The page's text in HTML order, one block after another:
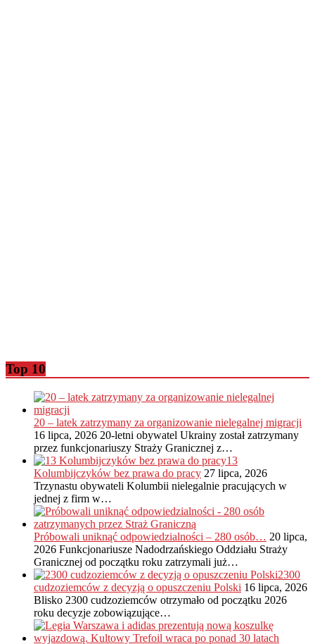
Top 10
20 – latek zatrzymany za organizowanie nielegalnej migracji
16 lipca, 2026 20-letni obywatel Ukrainy został zatrzymany
przez funkcjonariuszy Straży Granicznej z…
13
Kolumbijczyków bez prawa do pracy 27 lipca, 2026
Trzynastu obywateli Kolumbii nielegalnie pracujących w
jednej z firm w…
Próbowali uniknąć odpowiedzialności – 280 osób… 20 lipca,
2026 Funkcjonariusze Nadodrzańskiego Oddziału Straży
Granicznej od początku roku zatrzymali już…
2300
cudzoziemców z decyzją o opuszczeniu Polski 16 lipca, 2026
Blisko 2300 cudzoziemców otrzymało od początku 2026
roku decyzje zobowiązujące…